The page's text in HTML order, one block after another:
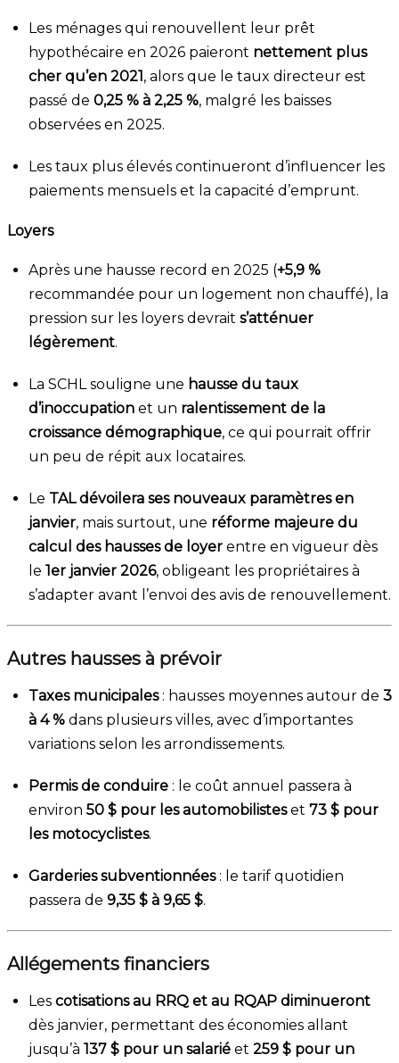
Les ménages qui renouvellent leur prêt
hypothécaire en 2026 paieront nettement plus
cher qu’en 2021 , alors que le taux directeur est
passé de 0,25 % à 2,25 %, malgré les baisses
observées en 2025.
Les taux plus élevés continueront d’influencer les
paiements mensuels et la capacité d’emprunt.
Loyers
Après une hausse record en 2025 (+5,9 %
recommandée pour un logement non chauffé), la
pression sur les loyers devrait s’atténuer
légèrement.
La SCHL souligne une hausse du taux
d’inoccupation et un ralentissement de la
croissance démographique, ce qui pourrait offrir
un peu de répit aux locataires.
Le TAL dévoilera ses nouveaux paramètres en
janvier, mais surtout, une réforme majeure du
calcul des hausses de loyer entre en vigueur dès
le 1er janvier 2026, obligeant les propriétaires à
s’adapter avant l’envoi des avis de renouvellement.
Autres hausses à prévoir
Taxes municipales: hausses moyennes autour de 3
à 4 % dans plusieurs villes, avec d’importantes
variations selon les arrondissements.
Permis de conduire : le coût annuel passera à
environ 50 $ pour les automobilisteset 73 $ pour
les motocyclistes.
Garderies subventionnées: le tarif quotidien
passera de 9,35 $ à 9,65 $.
Allégements financiers
Les cotisations au RRQ et au RQAP diminueront
dès janvier, permettant des économies allant
jusqu’à 137 $ pour un salarié et 259 $ pour un